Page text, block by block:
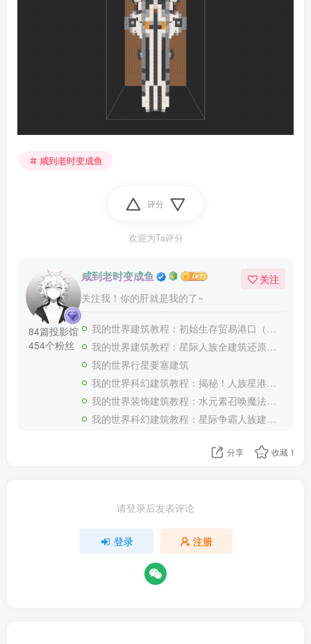
咸到老时变成鱼
评分
欢迎为Ta评分
84篇投影馆
454个粉丝
咸到老时变成鱼
关注我！你的肝就是我的了~
关注
我的世界建筑教程：初始生存贸易港口（我的世界投影）——你要来加入我们的贸易船队嘛？
我的世界建筑教程：星际人族全建筑还原合集（全新投影）——收藏这一个超长合集就够了！
我的世界行星要塞建筑
我的世界科幻建筑教程：揭秘！人族星港（我的世界投影）如何生产大和战列舰！
我的世界装饰建筑教程：水元素召唤魔法书喷泉（我的世界投影）——谁能拒绝一本能召唤水元素的魔法书呢？
我的世界科幻建筑教程：星际争霸人族建筑补全（我的世界投影）——星轨、尖牙炮台与科技反应堆
分享 收藏 1
请登录后发表评论
登录 注册